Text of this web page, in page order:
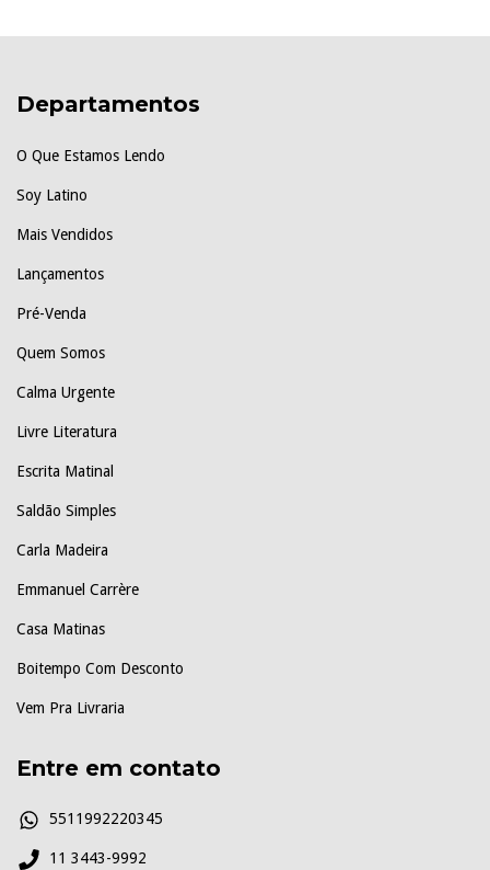
Departamentos
O Que Estamos Lendo
Soy Latino
Mais Vendidos
Lançamentos
Pré-Venda
Quem Somos
Calma Urgente
Livre Literatura
Escrita Matinal
Saldão Simples
Carla Madeira
Emmanuel Carrère
Casa Matinas
Boitempo Com Desconto
Vem Pra Livraria
Entre em contato
5511992220345
11 3443-9992